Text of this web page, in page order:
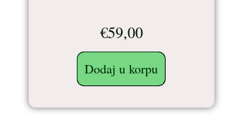
€59,00
Dodaj u korpu